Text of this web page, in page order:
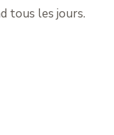
tous les jours.